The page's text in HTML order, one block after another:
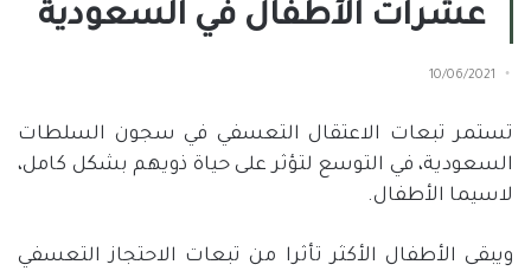
عشرات الأطفال في السعودية
10/06/2021
تستمر تبعات الاعتقال التعسفي في سجون السلطات
السعودية، في التوسع لتؤثر على حياة ذويهم بشكل كامل،
لاسيما الأطفال.
ويبقى الأطفال الأكثر تأثرا من تبعات الاحتجاز التعسفي